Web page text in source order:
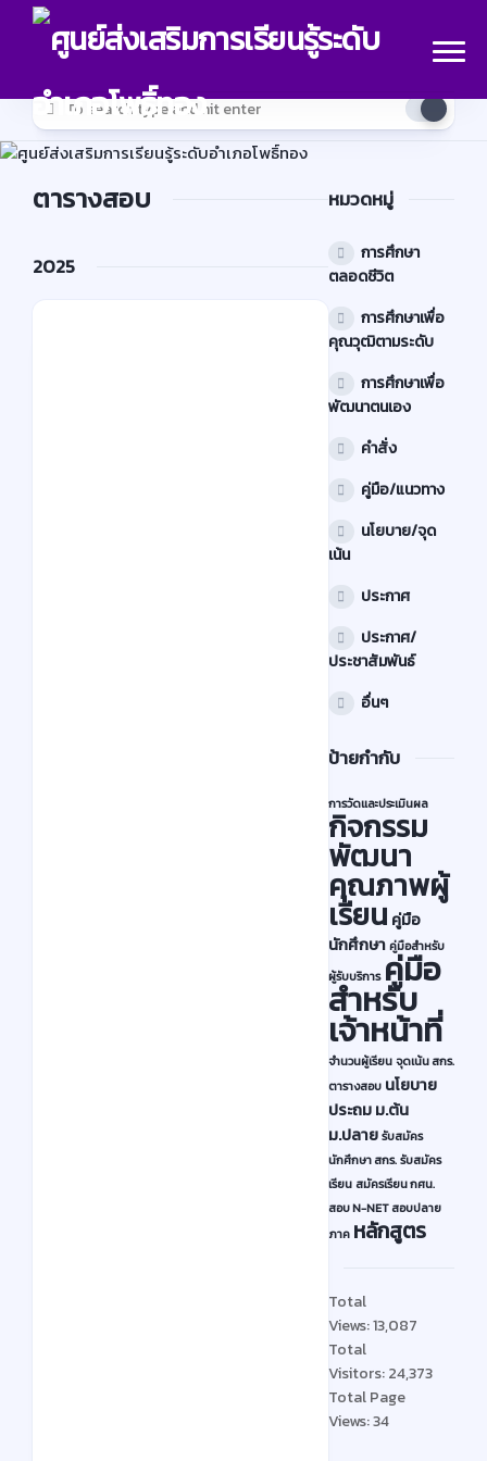
content
ตารางสอบ
2025
การ
เพื่อ
ตาม
ต
า
า
ง
ส
อ
บ
วั
ด
ผ
ล
สั
ม
ฤ
ท
ธิ์
ป
ล
า
ย
ภ
า
ค
เ
รี
ที่
1
/
2
5
หมวดหมู่
การศึกษา
ตลอดชีวิต
การศึกษาเพื่อ
คุณวุฒิตามระดับ
การศึกษาเพื่อ
พัฒนาตนเอง
คำสั่ง
คู่มือ/แนวทาง
นโยบาย/จุด
เน้น
ประกาศ
ประกาศ/
ประชาสัมพันธ์
อื่นๆ
ป้ายกำกับ
การวัดและประเมินผล
กิจกรรม
พัฒนา
คุณภาพผู้
เรียน คู่มือ
นักศึกษา คู่มือสำหรับ
ผู้รับบริการ คู่มือ
สำหรับ
เจ้าหน้าที่
จำนวนผู้เรียน จุดเน้น สกร.
ตารางสอบ นโยบาย
ประถม ม.ต้น
ม.ปลาย รับสมัคร
นักศึกษา สกร. รับสมัคร
เรียน สมัครเรียน กศน.
สอบ N-NET สอบปลาย
ภาค หลักสูตร
Total
Views:13,087
Total
Visitors:24,373
Total Page
Views:34